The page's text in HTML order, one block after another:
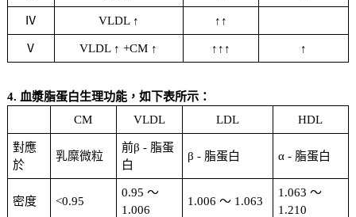
Ⅳ VLDL ↑ ↑↑
Ⅴ VLDL ↑ +CM ↑ ↑↑↑ ↑
4. 血漿脂蛋白生理功能，如下表所示：
CM
VLDL LDL HDL
對應
於
乳糜微粒
前β - 脂蛋
白
β - 脂蛋白 α - 脂蛋白
密度 <0.95
0.95 ～
1.006
1.006 ～ 1.063
1.063 ～
1.210